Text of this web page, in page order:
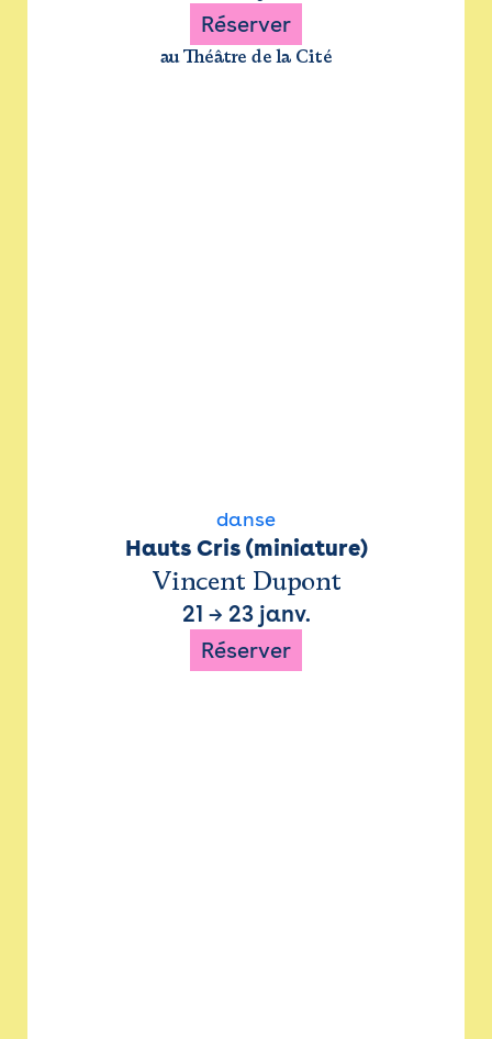
Réserver
au Théâtre de la Cité
danse
Hauts Cris (miniature)
Vincent Dupont
21 → 23 janv.
Réserver